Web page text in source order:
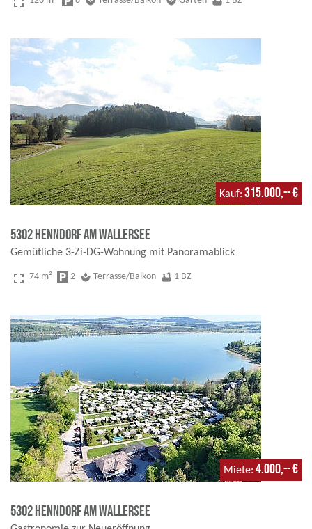
Kauf 315.000,-- €
5302 Henndorf am Wallersee
Gemütliche 3-Zi-DG-Wohnung mit Panoramablick
fullscreen 74 m² local_parking 2 spa Terrasse/Balkon bathtub 1 BZ
Miete 4.000,-- €
5302 Henndorf am Wallersee